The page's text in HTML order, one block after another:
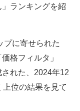
ランキングを紹
に寄せられた
格フィルタ」
された、2024年12
位の結果を見て